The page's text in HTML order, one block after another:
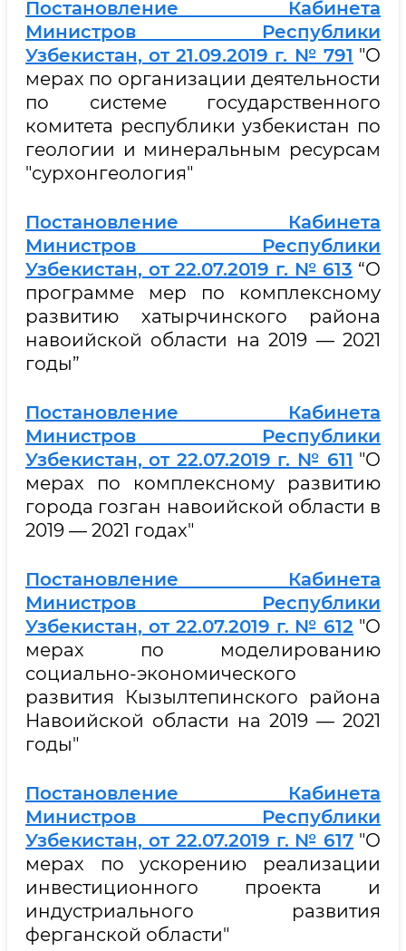
Постановление Кабинета
Министров Республики
Узбекистан, от 21.09.2019 г. № 791 "О
мерах по организации деятельности
по системе государственного
комитета республики узбекистан по
геологии и минеральным ресурсам
"сурхонгеология"
Постановление Кабинета
Министров Республики
Узбекистан, от 22.07.2019 г. № 613 “О
программе мер по комплексному
развитию хатырчинского района
навоийской области на 2019 — 2021
годы”
Постановление Кабинета
Министров Республики
Узбекистан, от 22.07.2019 г. № 611 "О
мерах по комплексному развитию
города гозган навоийской области в
2019 — 2021 годах"
Постановление Кабинета
Министров Республики
Узбекистан, от 22.07.2019 г. № 612 "О
мерах по моделированию
социально-экономического
развития Кызылтепинского района
Навоийской области на 2019 — 2021
годы"
Постановление Кабинета
Министров Республики
Узбекистан, от 22.07.2019 г. № 617 "О
мерах по ускорению реализации
инвестиционного проекта и
индустриального развития
ферганской области"